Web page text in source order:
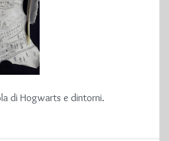
di Hogwarts e dintorni.